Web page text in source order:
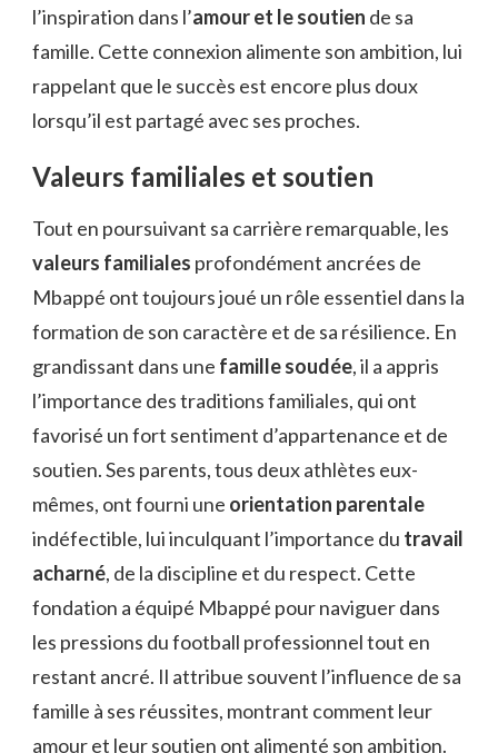
l’inspiration dans l’amour et le soutien de sa
famille. Cette connexion alimente son ambition, lui
rappelant que le succès est encore plus doux
lorsqu’il est partagé avec ses proches.
Valeurs familiales et soutien
Tout en poursuivant sa carrière remarquable, les
valeurs familiales profondément ancrées de
Mbappé ont toujours joué un rôle essentiel dans la
formation de son caractère et de sa résilience. En
grandissant dans une famille soudée, il a appris
l’importance des traditions familiales, qui ont
favorisé un fort sentiment d’appartenance et de
soutien. Ses parents, tous deux athlètes eux-
mêmes, ont fourni une orientation parentale
indéfectible, lui inculquant l’importance du travail
acharné, de la discipline et du respect. Cette
fondation a équipé Mbappé pour naviguer dans
les pressions du football professionnel tout en
restant ancré. Il attribue souvent l’influence de sa
famille à ses réussites, montrant comment leur
amour et leur soutien ont alimenté son ambition.